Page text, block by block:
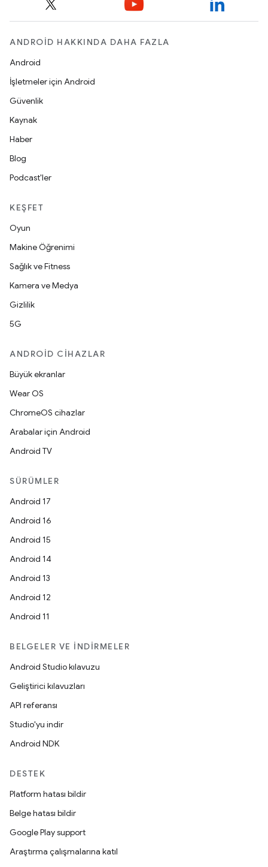
ANDROID HAKKINDA DAHA FAZLA
Android
İşletmeler için Android
Güvenlik
Kaynak
Haber
Blog
Podcast'ler
KEŞFET
Oyun
Makine Öğrenimi
Sağlık ve Fitness
Kamera ve Medya
Gizlilik
5G
ANDROID CIHAZLAR
Büyük ekranlar
Wear OS
ChromeOS cihazlar
Arabalar için Android
Android TV
SÜRÜMLER
Android 17
Android 16
Android 15
Android 14
Android 13
Android 12
Android 11
BELGELER VE İNDIRMELER
Android Studio kılavuzu
Geliştirici kılavuzları
API referansı
Studio'yu indir
Android NDK
DESTEK
Platform hatası bildir
Belge hatası bildir
Google Play support
Araştırma çalışmalarına katıl